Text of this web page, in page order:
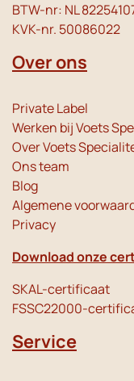
BTW-nr: NL
KVK-nr. 50086022
Over ons
Private Label
Werken bij Voets
Over Voets
Ons team
Blog
Algemene
Privacy
Download onze
SKAL-certificaat
FSSC22000-
Service